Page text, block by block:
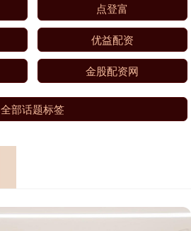
点登富
优益配资
金股配资网
全部话题标签